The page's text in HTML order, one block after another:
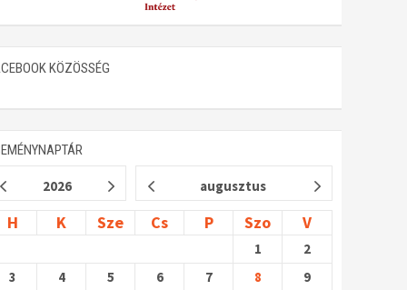
KÖZÖSSÉG
2026 augusztus
H K Sze Cs P Szo V
1
2
3
4 5 6 7 8
9